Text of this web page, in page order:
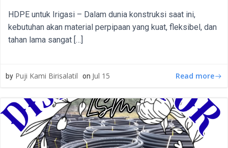
HDPE untuk Irigasi – Dalam dunia konstruksi saat ini,
kebutuhan akan material perpipaan yang kuat, fleksibel, dan
tahan lama sangat […]
by Puji Kami Birisalatil on Jul 15 Read more